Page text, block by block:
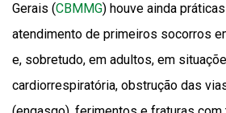
Gerais (CBMMG) houve ainda
atendimento de primeiros socorros
e, sobretudo, em adultos, em
cardiorrespiratória, obstrução das